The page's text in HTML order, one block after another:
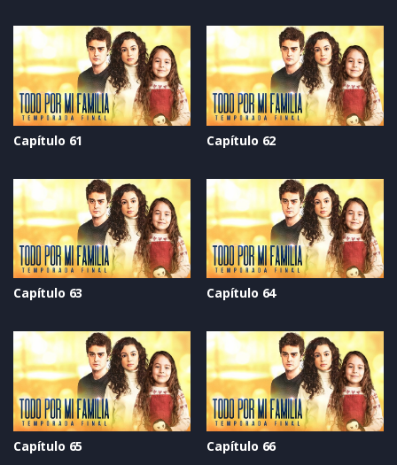
Capítulo 61 Capítulo 62
Capítulo 63 Capítulo 64
Capítulo 65 Capítulo 66